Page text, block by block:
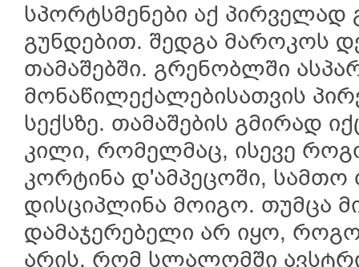
სპორტსმენები აქ
გუნდებით. შედგა მაროკოს
თამაშებში. გრენობლში
მონაწილექალებისათვის
სექსზე. თამაშების გმირად
კილი, რომელმაც, ისევე
კორტინა დ'ამპეცოში, სამთო
დისციპლინა მოიგო. თუმცა
დამაჯერებელი არ იყო,
არის, რომ სლალომში